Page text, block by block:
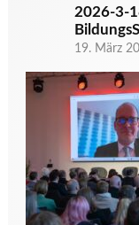
2026-3-
19. März